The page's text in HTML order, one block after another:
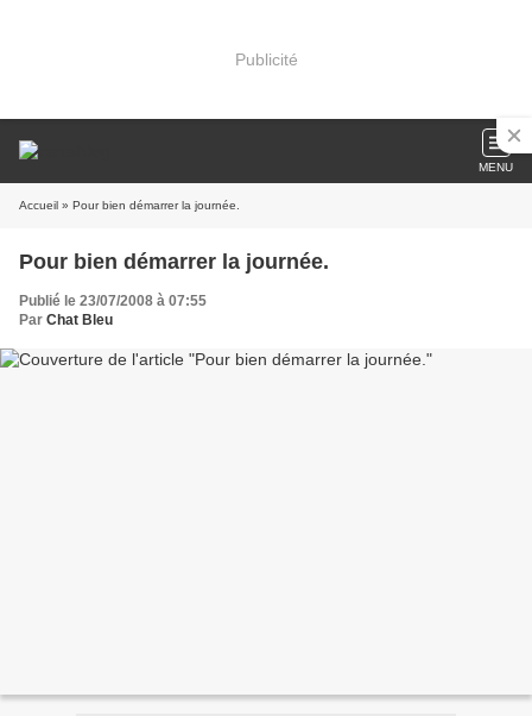
Publicité
MENU
Accueil » Pour bien démarrer la journée.
Pour bien démarrer la journée.
Publié le 23/07/2008 à 07:55
Par Chat Bleu